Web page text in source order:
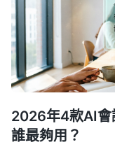
2026年4款AI會
誰最夠用？